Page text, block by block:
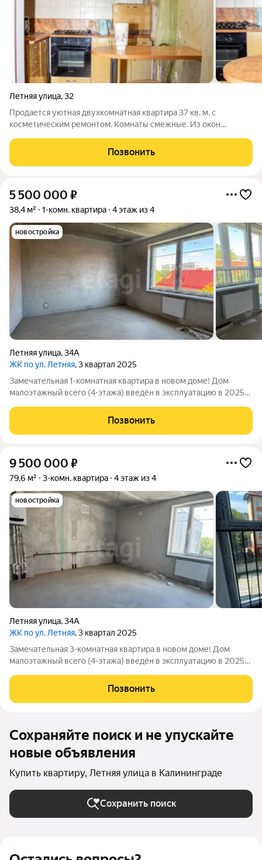
Летняя улица,32
Продается уютная двухкомнатная квартира 37 кв. м. с
косметическим ремонтом. Комнаты смежные. Из окон
в 1945 году. Так же за квартирой закреплён палисадник 1 сотка
+ сарай, в сарае есть
Позвонить
5 500 000 ₽
38,4 м² 1-комн. квартира 4 этаж из 4
новостройка
Летняя улица,34А
ЖК по ул. Летняя, 3 квартал 2025
Замечательная 1-комнатная квартира в новом доме! Дом
малоэтажный всего (4-этажа) введён в эксплуатацию в 2025
лифт. Квартира расположена на 4 этаже, окна выходят на
восток. Серый ключ от
Позвонить
9 500 000 ₽
79,6 м² 3-комн. квартира 4 этаж из 4
новостройка
Летняя улица,34А
ЖК по ул. Летняя, 3 квартал 2025
Замечательная 3-комнатная квартира в новом доме! Дом
малоэтажный всего (4-этажа) введён в эксплуатацию в 2025
лифт. Квартира расположена на 4 этаже, окна выходят на запад
и восток. Серый ключ от
Позвонить
Сохраняйте поиск и не упускайте
новые объявления
Купить квартиру, Летняя улица в Калининграде
Сохранить поиск